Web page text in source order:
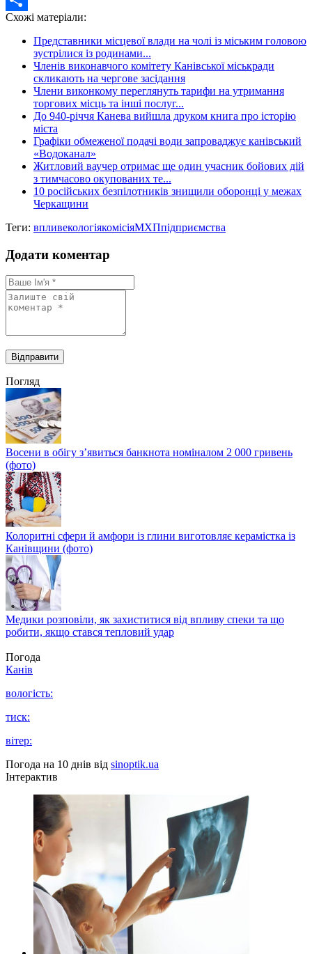
Share
Схожі матеріали:
Представники місцевої влади на чолі із міським головою
зустрілися із родинами...
Членів виконавчого комітету Канівської міськради
скликають на чергове засідання
Члени виконкому переглянуть тарифи на утримання
торгових місць та інші послуг...
До 940-річчя Канева вийшла друком книга про історію
міста
Графіки обмеженої подачі води запроваджує канівський
«Водоканал»
Житловий ваучер отримає ще один учасник бойових дій
з тимчасово окупованих те...
10 російських безпілотників знищили оборонці у межах
Черкащини
Теги: впливекологіякомісіяМХПпідприємства
Додати коментар
Погляд
Восени в обігу з’явиться банкнота номіналом 2 000 гривень
(фото)
Колоритні сфери й амфори із глини виготовляє керамістка із
Канівщини (фото)
Медики розповіли, як захиститися від впливу спеки та що
робити, якщо стався тепловий удар
Погода
Канів
вологість:
тиск:
вітер:
Погода на 10 днів від sinoptik.ua
Інтерактив